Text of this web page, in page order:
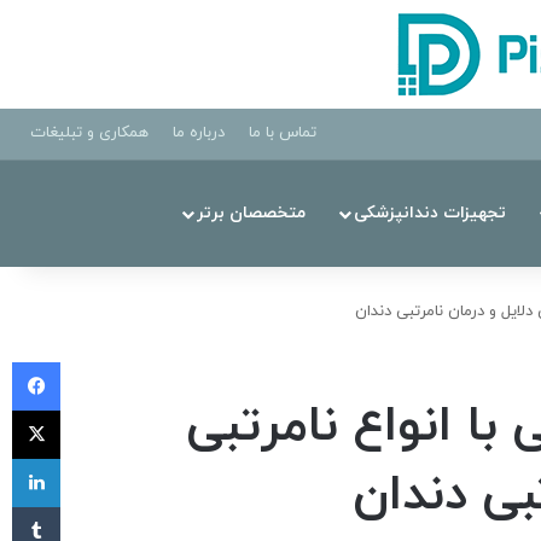
تماس با ما درباره ما همکاری و تبلیغات
تجهیزات دندانپزشکی متخصصان برتر
و درمان نامرتبی دندان
انواع نامرتبی
دندان
X